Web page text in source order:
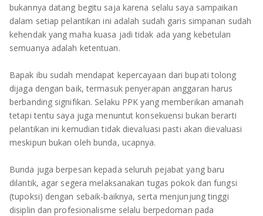
bukannya datang begitu saja karena selalu saya sampaikan
dalam setiap pelantikan ini adalah sudah garis simpanan sudah
kehendak yang maha kuasa jadi tidak ada yang kebetulan
semuanya adalah ketentuan.
Bapak ibu sudah mendapat kepercayaan dari bupati tolong
dijaga dengan baik, termasuk penyerapan anggaran harus
berbanding signifikan. Selaku PPK yang memberikan amanah
tetapi tentu saya juga menuntut konsekuensi bukan berarti
pelantikan ini kemudian tidak dievaluasi pasti akan dievaluasi
meskipun bukan oleh bunda, ucapnya.
Bunda juga berpesan kepada seluruh pejabat yang baru
dilantik, agar segera melaksanakan tugas pokok dan fungsi
(tupoksi) dengan sebaik-baiknya, serta menjunjung tinggi
disiplin dan profesionalisme selalu berpedoman pada